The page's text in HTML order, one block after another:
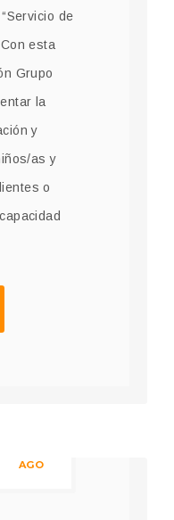
de
esta
Grupo
la
y
as y
o
AGO